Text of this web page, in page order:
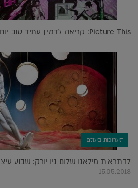
Picture This: קריאה לדמיין עתיד טוב יותר |
תערוכות בעולם
להתראות מילאנו שלום ניו יורק: שבוע
15.05.2018